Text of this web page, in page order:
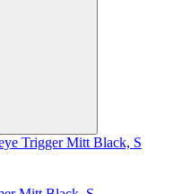
Trigger Mitt Black, S